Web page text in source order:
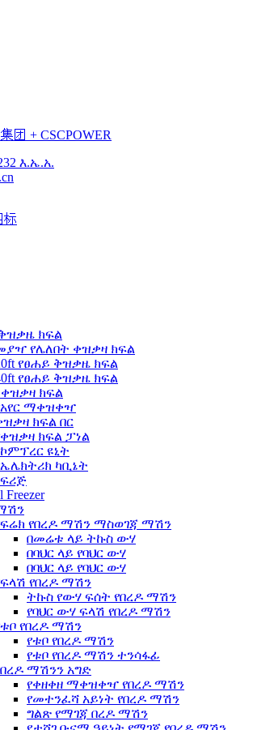
እ.ኤ.አ.
ክፍል
የሌለበት ቀዝቃዛ ክፍል
የፀሐይ ቅዝቃዜ ክፍል
የፀሐይ ቅዝቃዜ ክፍል
ክፍል
ማቀዝቀዣ
ክፍል በር
ክፍል ፓነል
ዩኒት
ካቢኔት
ፍሪጅ
Freezer
የበረዶ ማሽን ማስወገጃ ማሽን
በመሬቱ ላይ ትኩስ ውሃ
በባህር ላይ የባህር ውሃ
በባህር ላይ የባህር ውሃ
የበረዶ ማሽን
ትኩስ የውሃ ፍሰት የበረዶ ማሽን
የባህር ውሃ ፍላሽ የበረዶ ማሽን
የበረዶ ማሽን
የቱቦ የበረዶ ማሽን
የቱቦ የበረዶ ማሽን ተንሳፋፊ
ማሽንን አግድ
የቀዘቀዘ ማቀዝቀዣ የበረዶ ማሽን
የመተንፈሻ አይነት የበረዶ ማሽን
ግልጽ የማገጃ በረዶ ማሽን